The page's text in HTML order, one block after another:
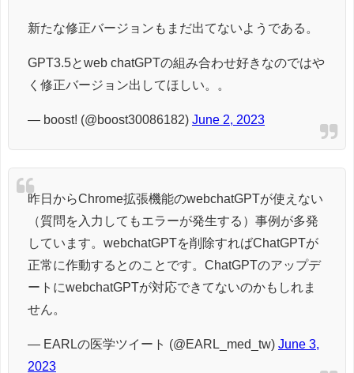
新たな修正バージョンもまだ出てないようである。
GPT3.5とweb chatGPTの組み合わせ好きなのではや
く修正バージョン出してほしい。。
— boost! (@boost30086182) June 2, 2023
昨日からChrome拡張機能のwebchatGPTが使えない
（質問を入力してもエラーが発生する）事例が多発
しています。webchatGPTを削除すればChatGPTが
正常に作動するとのことです。ChatGPTのアップデ
ートにwebchatGPTが対応できてないのかもしれま
せん。
— EARLの医学ツイート (@EARL_med_tw) June 3,
2023